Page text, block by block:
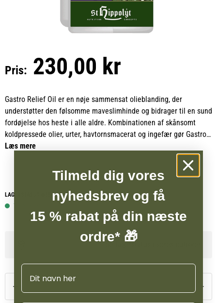
Pris: 230,00 kr
Gastro Relief Oil er en nøje sammensat olieblanding, der
understøtter den følsomme maveslimhinde og bidrager til en sund
fordøjelse hos heste i alle aldre. Kombinationen af skånsomt
koldpressede olier, urter, havtornsmacerat og ingefær gør Gastro
Relief Oil særligt velegnet til heste med behov for ekstra støtte til
Havtornsmacerat er en central ingrediens og er naturligt rig på
flerumættede fedtsyrer, carotenoider, plantesteroler, flavonoider
og polyfenoler. Disse næringsstoffer bidrager til at vedligeholde
den kirtelholdige slimhinde i maven og understøtter et sundt miljø
solsikkekerner og sortkommen, som tilfører værdifulde omega 3
fedtsyrer og et højt indhold af lecithin. Lecithin er en vigtig
byggesten i kroppens cellemembraner og bidrager til at
vedligeholde slimhindernes naturlige funktion.
Læs mere
LAGERSTATUS WEBSHOP
7 på lager
Se lagerstatus i vores butikker
Tilmeld dig vores
nyhedsbrev og få
15 % rabat på din næste
ordre* 🎁
Navn